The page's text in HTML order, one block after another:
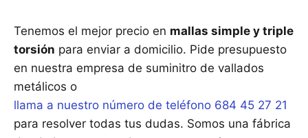
Tenemos el mejor precio en mallas simple y triple
torsión para enviar a domicilio. Pide presupuesto
en nuestra empresa de suminitro de vallados
metálicos o
llama a nuestro número de teléfono 684 45 27 21
para resolver todas tus dudas. Somos una fábrica